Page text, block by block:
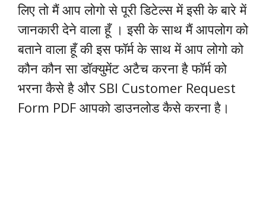
लिए तो मैं आप लोगो से पूरी डिटेल्स में इसी के बारे में
जानकारी देने वाला हूँ । इसी के साथ मैं आपलोग को
बताने वाला हूँ की इस फॉर्म के साथ में आप लोगो को
कौन कौन सा डॉक्युमेंट अटैच करना है फॉर्म को
भरना कैसे है और SBI Customer Request
Form PDF आपको डाउनलोड कैसे करना है।